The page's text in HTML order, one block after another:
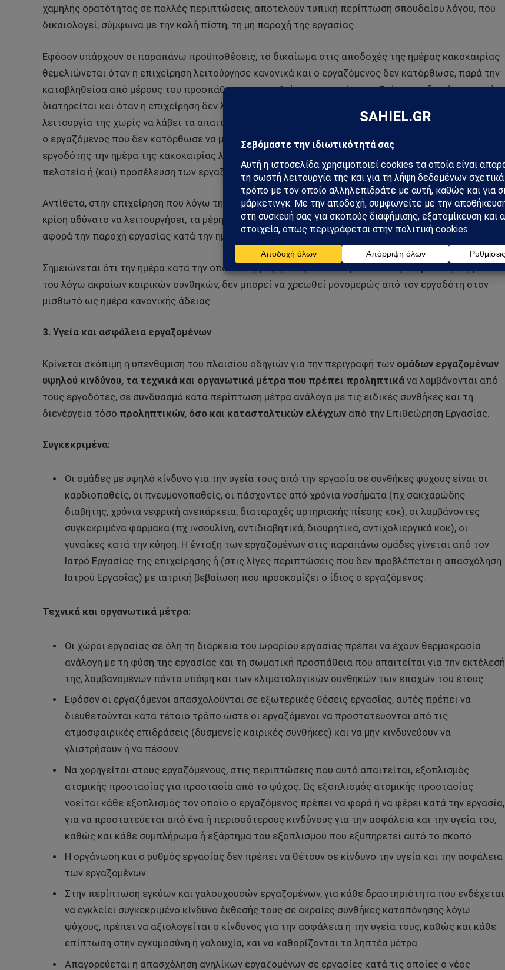
χαμηλής ορατότητας σε πολλές περιπτώσεις, αποτελούν τυπική περίπτωση σπουδαίου λόγου, που
δικαιολογεί, σύμφωνα με την καλή πίστη, τη μη παροχή της εργασίας.
Εφόσον υπάρχουν οι παραπάνω προϋποθέσεις, το δικαίωμα στις αποδοχές της ημέρας κακοκαιρίας
θεμελιώνεται όταν η επιχείρηση λειτούργησε κανονικά και ο εργαζόμενος δεν κατόρθωσε, παρά την
καταβληθείσα από μέρους του προσπάθεια, να μεταβεί στην εργασία του. Επίσης το δικαίωμα αυτό
διατηρείται και όταν η επιχείρηση δεν λειτούργησε κανονικά επειδή ο εργοδότης διέκοψε τη
λειτουργία της χωρίς να λάβει τα απαιτούμενα «μέτρα άκρας επιμέλειας και σύνεσης». Ως εκ τούτου,
ο εργαζόμενος που δεν κατόρθωσε να μεταβεί στην επιχείρηση, της οποίας τη λειτουργία διέκοψε ο
εργοδότης την ημέρα της κακοκαιρίας λόγω της εκτίμησής του πχ ότι δεν θα υπάρξει επαρκής
πελατεία ή (και) προσέλευση των εργαζομένων, δικαιούται κανονικά τις αποδοχές της ημέρας αυτής.
Αντίθετα, στην επιχείρηση που λόγω της ασυνήθους σε ένταση χιονόπτωσης είναι κατ’ αντικειμενική
κρίση αδύνατο να λειτουργήσει, τα μέρη απαλλάσσονται αμοιβαία από τις υποχρεώσεις τους σε ό,τι
αφορά την παροχή εργασίας κατά την ημέρα που παρέμεινε κλειστή.
Σημειώνεται ότι την ημέρα κατά την οποία ο εργαζόμενος δεν κατορθώσει να μεταβεί στην εργασία
του λόγω ακραίων καιρικών συνθηκών, δεν μπορεί να χρεωθεί μονομερώς από τον εργοδότη στον
μισθωτό ως ημέρα κανονικής άδειας.
3. Υγεία και ασφάλεια εργαζομένων
Κρίνεται σκόπιμη η υπενθύμιση του πλαισίου οδηγιών για την περιγραφή των ομάδων εργαζομένων
υψηλού κινδύνου, τα τεχνικά και οργανωτικά μέτρα που πρέπει προληπτικά να λαμβάνονται από
τους εργοδότες, σε συνδυασμό κατά περίπτωση μέτρα ανάλογα με τις ειδικές συνθήκες και τη
διενέργεια τόσο προληπτικών, όσο και κατασταλτικών ελέγχων από την Επιθεώρηση Εργασίας.
Συγκεκριμένα:
Οι ομάδες με υψηλό κίνδυνο για την υγεία τους από την εργασία σε συνθήκες ψύχους είναι οι
καρδιοπαθείς, οι πνευμονοπαθείς, οι πάσχοντες από χρόνια νοσήματα (πχ σακχαρώδης
διαβήτης, χρόνια νεφρική ανεπάρκεια, διαταραχές αρτηριακής πίεσης κοκ), οι λαμβάνοντες
συγκεκριμένα φάρμακα (πχ ινσουλίνη, αντιδιαβητικά, διουρητικά, αντιχολιεργικά κοκ), οι
γυναίκες κατά την κύηση. Η ένταξη των εργαζομένων στις παραπάνω ομάδες γίνεται από τον
Ιατρό Εργασίας της επιχείρησης ή (στις λίγες περιπτώσεις που δεν προβλέπεται η απασχόληση
Ιατρού Εργασίας) με ιατρική βεβαίωση που προσκομίζει ο ίδιος ο εργαζόμενος.
Τεχνικά και οργανωτικά μέτρα:
Οι χώροι εργασίας σε όλη τη διάρκεια του ωραρίου εργασίας πρέπει να έχουν θερμοκρασία
ανάλογη με τη φύση της εργασίας και τη σωματική προσπάθεια που απαιτείται για την εκτέλεσή
της, λαμβανομένων πάντα υπόψη και των κλιματολογικών συνθηκών των εποχών του έτους.
Εφόσον οι εργαζόμενοι απασχολούνται σε εξωτερικές θέσεις εργασίας, αυτές πρέπει να
διευθετούνται κατά τέτοιο τρόπο ώστε οι εργαζόμενοι να προστατεύονται από τις
ατμοσφαιρικές επιδράσεις (δυσμενείς καιρικές συνθήκες) και να μην κινδυνεύουν να
γλιστρήσουν ή να πέσουν.
Να χορηγείται στους εργαζόμενους, στις περιπτώσεις που αυτό απαιτείται, εξοπλισμός
ατομικής προστασίας για προστασία από το ψύχος. Ως εξοπλισμός ατομικής προστασίας
νοείται κάθε εξοπλισμός τον οποίο ο εργαζόμενος πρέπει να φορά ή να φέρει κατά την εργασία,
για να προστατεύεται από ένα ή περισσότερους κινδύνους για την ασφάλεια και την υγεία του,
καθώς και κάθε συμπλήρωμα ή εξάρτημα του εξοπλισμού που εξυπηρετεί αυτό το σκοπό.
Η οργάνωση και ο ρυθμός εργασίας δεν πρέπει να θέτουν σε κίνδυνο την υγεία και την ασφάλεια
των εργαζομένων.
Στην περίπτωση εγκύων και γαλουχουσών εργαζομένων, για κάθε δραστηριότητα που ενδέχεται
να εγκλείει συγκεκριμένο κίνδυνο έκθεσής τους σε ακραίες συνθήκες καταπόνησης λόγω
ψύχους, πρέπει να αξιολογείται ο κίνδυνος για την ασφάλεια ή την υγεία τους, καθώς και κάθε
επίπτωση στην εγκυμοσύνη ή γαλουχία, και να καθορίζονται τα ληπτέα μέτρα.
Απαγορεύεται η απασχόληση ανηλίκων εργαζομένων σε εργασίες κατά τις οποίες ο νέος